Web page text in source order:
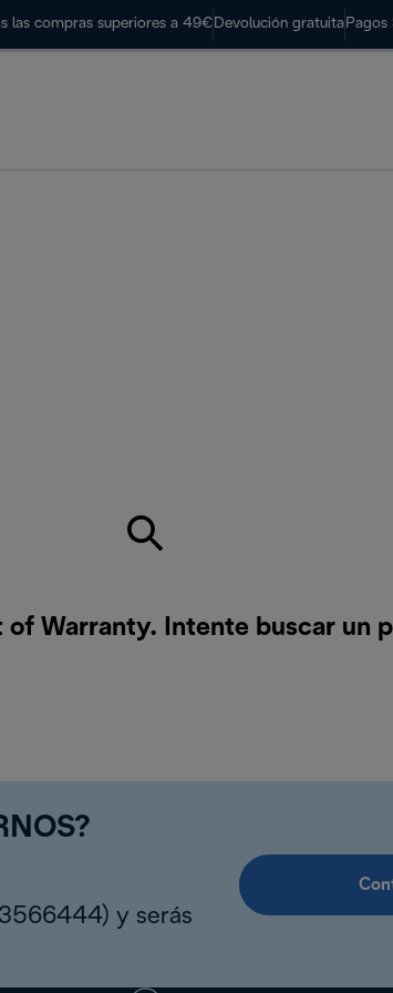
las compras superiores a 49€ Devolución gratuita Pagos
of Warranty. Intente buscar un
y serás